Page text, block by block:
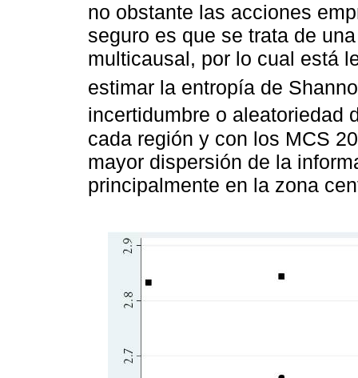
no obstante las acciones
seguro es que se trata de
multicausal, por lo cual está
estimar la entropía de
incertidumbre o aleatoriedad
cada región y con los MCS
mayor dispersión de la
principalmente en la zona